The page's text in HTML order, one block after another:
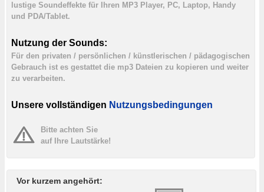
lustige Soundeffekte für Ihren MP3 Player, PC, Laptop, Handy
und PDA/Tablet.
Nutzung der Sounds:
Für den privaten / persönlichen / künstlerischen / pädagogischen
Gebrauch ist es gestattet die mp3 Dateien zu kopieren und weiter
zu verarbeiten.
Unsere vollständigen Nutzungsbedingungen
Bitte achten Sie
auf Ihre Lautstärke!
Vor kurzem angehört: